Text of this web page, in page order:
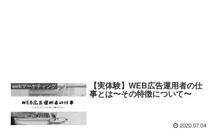
webマーケティング
【実体験】WEB広告運用者の仕
事とは〜その特徴について〜
2020.07.04